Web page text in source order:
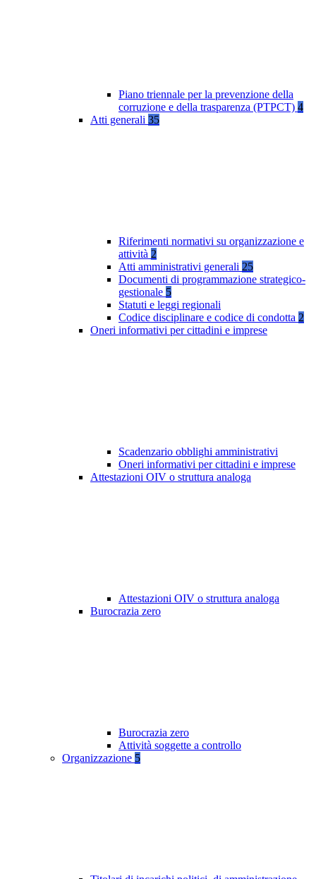
Piano triennale per la prevenzione della
corruzione e della trasparenza (PTPCT) 4
Atti generali 35
Riferimenti normativi su organizzazione e
attività 2
Atti amministrativi generali 25
Documenti di programmazione strategico-
gestionale 5
Statuti e leggi regionali
Codice disciplinare e codice di condotta 2
Oneri informativi per cittadini e imprese
Scadenzario obblighi amministrativi
Oneri informativi per cittadini e imprese
Attestazioni OIV o struttura analoga
Attestazioni OIV o struttura analoga
Burocrazia zero
Burocrazia zero
Attività soggette a controllo
Organizzazione 5